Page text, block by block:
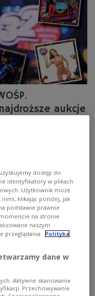
aukcje
temu. 29
zł. Do 9
których wylicytować
lub spotkania.
się największym
zdrowie
POLSKA
dostęp do
identyfikatory w plikach
Użytkownik może
klikając poniżej, jak
podstawie prawnie
na stronie
naszym
przeglądania.
Polityka
dane w
Aktywne skanowanie
Przechowywanie